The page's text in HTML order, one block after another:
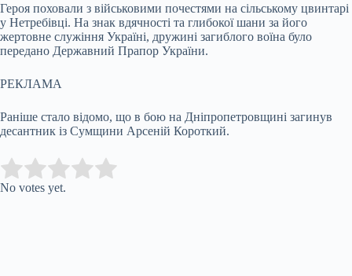
Героя поховали з військовими почестями на сільському цвинтарі
у Нетребівці. На знак вдячності та глибокої шани за його
жертовне служіння Україні, дружині загиблого воїна було
передано Державний Прапор України.
РЕКЛАМА
Раніше стало відомо, що в бою на Дніпропетровщині загинув
десантник із Сумщини Арсеній Короткий.
Rate this item:
No votes yet.